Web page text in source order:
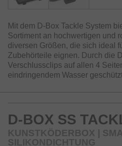
Mit dem D-Box Tackle System
Sortiment an hochwertigen und
diversen Größen, die sich ideal
Zubehörteile eignen. Durch die
Verschlussclips auf allen 4
eindringendem Wasser
D-BOX SS
KUNSTKÖDERBOX |
SILIKONDICHTUNG